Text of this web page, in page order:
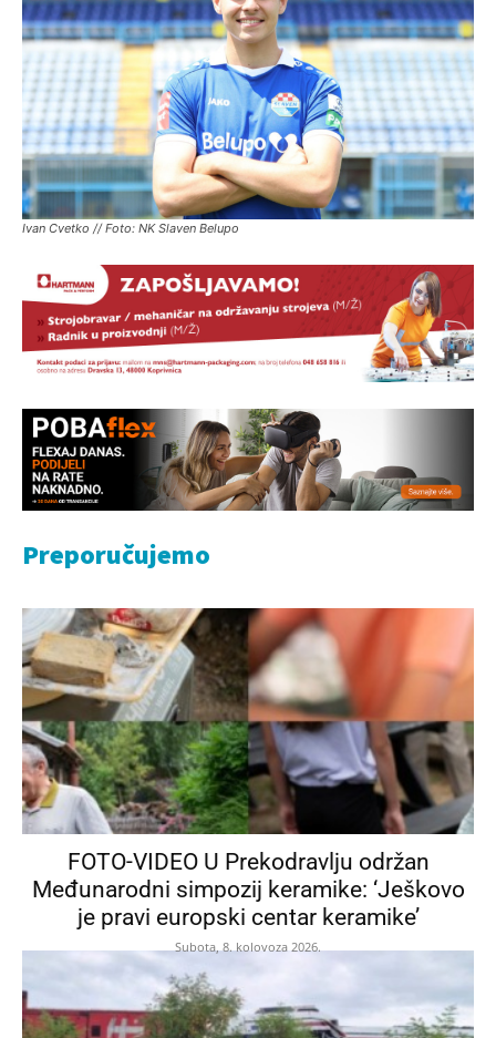
Ivan Cvetko // Foto: NK Slaven Belupo
Preporučujemo
FOTO-VIDEO U Prekodravlju održan
Međunarodni simpozij keramike: ‘Ješkovo
je pravi europski centar keramike’
Subota, 8. kolovoza 2026.